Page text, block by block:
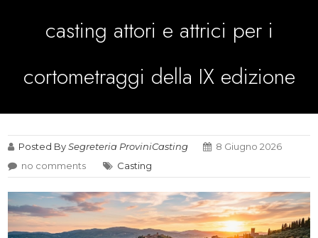
casting attori e attrici per i
cortometraggi della IX edizione
Posted BySegreteria ProviniCasting
8 Giugno 2026
no comments
Casting